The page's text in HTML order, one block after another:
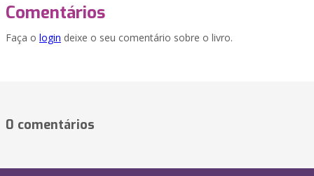
Comentários
Faça o login deixe o seu comentário sobre o livro.
0 comentários